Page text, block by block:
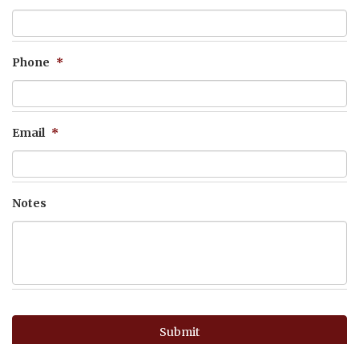
Phone *
Email *
Notes